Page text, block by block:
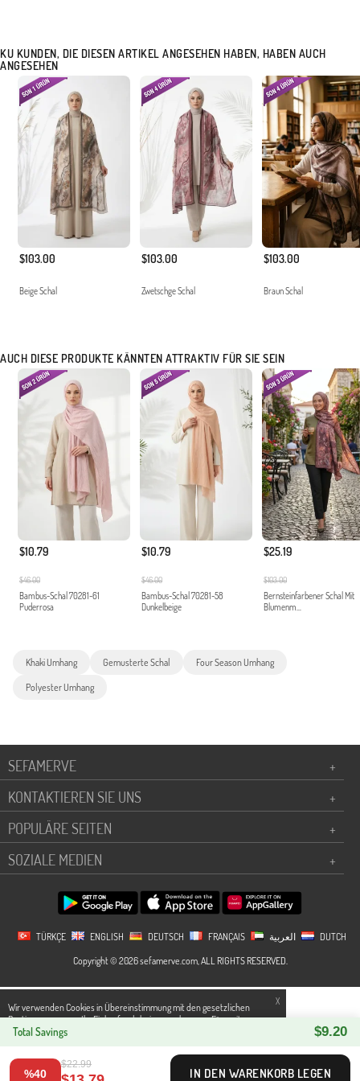
X
Wir verwenden Cookies in Übereinstimmung mit den gesetzlichen
Bestimmungen, um Ihr Einkaufserlebnis zu verbessern.Für weitere
Detallierte Informationen können Sie unsere
KU KUNDEN, DIE DIESEN ARTIKEL ANGESEHEN HABEN, HABEN AUCH
ANGESEHEN
$103.00
Beige Schal
$103.00
Zwetschge Schal
$103.00
Braun Schal
AUCH DIESE PRODUKTE KÄNNTEN ATTRAKTIV FÜR SIE SEIN
$10.79
$46.00
Bambus-Schal 70281-61
Puderrosa
$10.79
$46.00
Bambus-Schal 70281-58
Dunkelbeige
$25.19
$103.00
Bernsteinfarbener Schal Mit
Blumenm...
Khaki Umhang Gemusterte Schal Four Season Umhang
Polyester Umhang
Total Savings $9.20
%40
$22.99
IN DEN WARENKORB LEGEN
SEFAMERVE
+
KONTAKTIEREN SIE UNS
+
POPULÄRE SEITEN
+
SOZIALE MEDIEN
+
TÜRKÇE ENGLISH DEUTSCH FRANÇAIS
DUTCH
Copyright © 2026 sefamerve.com, ALL RIGHTS RESERVED.